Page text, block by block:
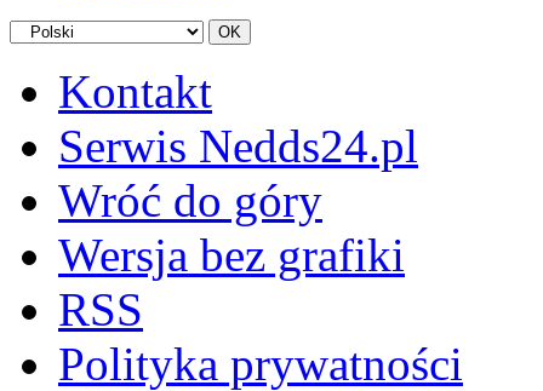
Kontakt
Serwis Nedds24.pl
Wróć do góry
Wersja bez grafiki
RSS
Polityka prywatności